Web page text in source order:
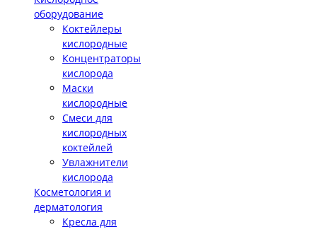
оборудование
Коктейлеры
кислородные
Концентраторы
кислорода
Маски
кислородные
Смеси для
кислородных
коктейлей
Увлажнители
кислорода
Косметология и
дерматология
Кресла для